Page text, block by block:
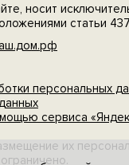
носит
статьи
персональных
сервиса
их